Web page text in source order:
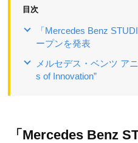
目次
「Mercedes Benz
ープンを発表
メルセデス・ベンツ ア
s of Innovation”
「Mercedes Benz